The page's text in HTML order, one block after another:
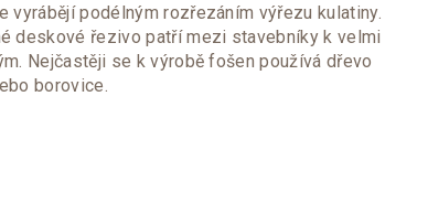
vyrábějí podélným rozřezáním výřezu kulatiny.
deskové řezivo patří mezi stavebníky k velmi
Nejčastěji se k výrobě fošen používá dřevo
borovice.